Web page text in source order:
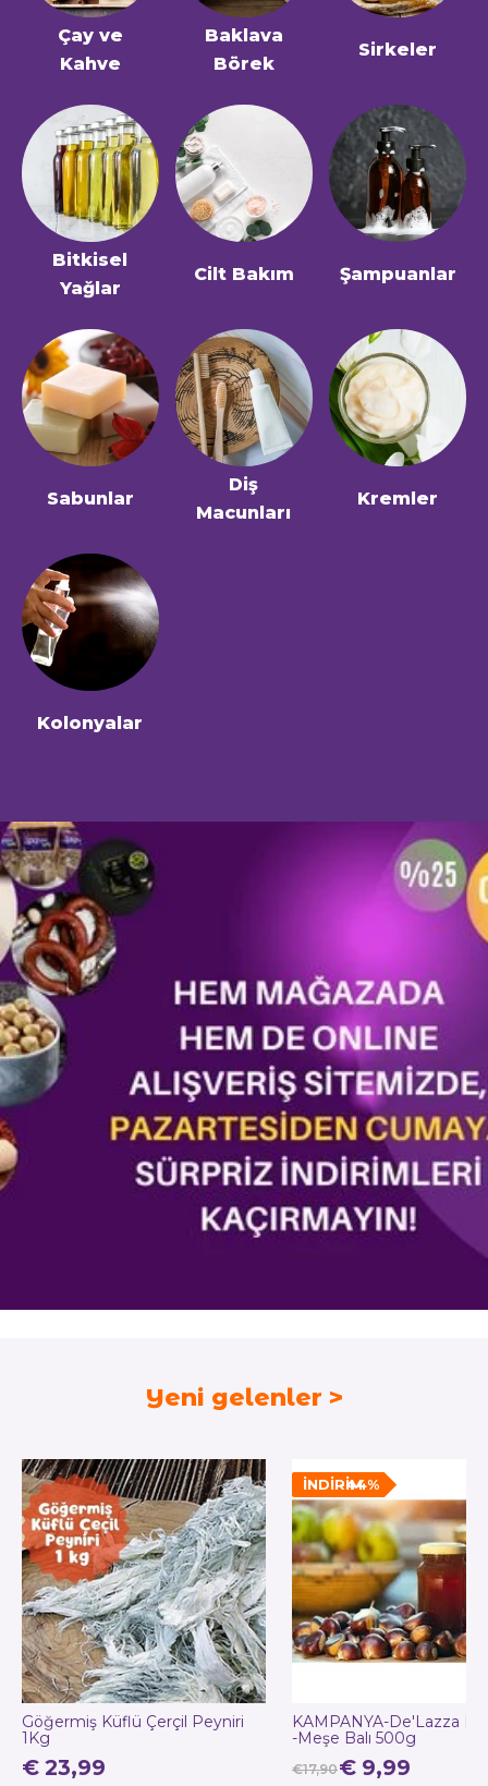
Çay ve
Kahve
Baklava
Börek
Sirkeler
Bitkisel
Yağlar
Cilt Bakım Şampuanlar
Sabunlar
Diş
Macunları
Kremler
Kolonyalar
******
Yeni gelenler
Göğermiş Küflü Çerçil Peyniri
1Kg
€ 23,99
KAMPANYA-De'Lazza
-Meşe Balı 500g
-44%
İNDIRIM
€17,90€ 9,99